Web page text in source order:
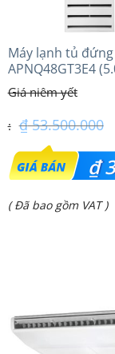
Máy lạnh tủ đứng
APNQ48GT3E4
Inverter
₫53.500.000
Giá
gốc
là:
₫
Giá
₫ 39.500.000.
( Đã bao gồm VAT )